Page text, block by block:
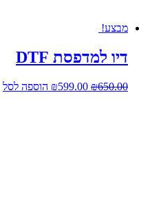
מבצע!
דיו למדפסת DTF
₪650.00
המחיר ₪599.00
המחיר
הוספה לסל